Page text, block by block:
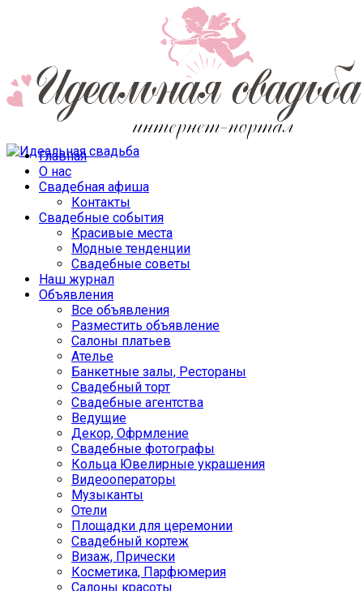
Главная
О нас
Свадебная афиша
Контакты
Свадебные события
Красивые места
Модные тенденции
Свадебные советы
Наш журнал
Объявления
Все объявления
Разместить объявление
Салоны платьев
Ателье
Банкетные залы, Рестораны
Свадебный торт
Свадебные агентства
Ведущие
Декор, Офрмление
Свадебные фотографы
Кольца Ювелирные украшения
Видеооператоры
Музыканты
Отели
Площадки для церемонии
Свадебный кортеж
Визаж, Прически
Косметика, Парфюмерия
Салоны красоты